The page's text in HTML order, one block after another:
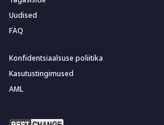
Uudised
FAQ
Konfidentsiaalsuse poliitika
Kasutustingimused
AML